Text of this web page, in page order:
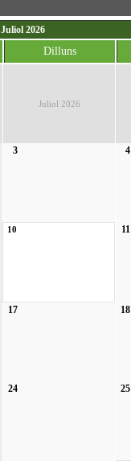
Juliol 2026
Dilluns
Juliol 2026
3 4
10 11
17 18
24 25